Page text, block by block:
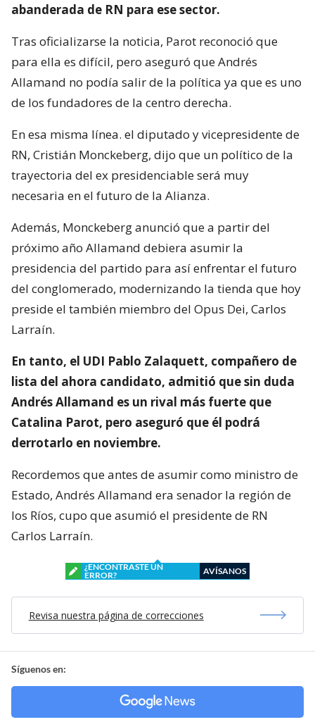
abanderada de RN para ese sector.
Tras oficializarse la noticia, Parot reconoció que
para ella es difícil, pero aseguró que Andrés
Allamand no podía salir de la política ya que es uno
de los fundadores de la centro derecha.
En esa misma línea. el diputado y vicepresidente de
RN, Cristián Monckeberg, dijo que un político de la
trayectoria del ex presidenciable será muy
necesaria en el futuro de la Alianza.
Además, Monckeberg anunció que a partir del
próximo año Allamand debiera asumir la
presidencia del partido para así enfrentar el futuro
del conglomerado, modernizando la tienda que hoy
preside el también miembro del Opus Dei, Carlos
Larraín.
En tanto, el UDI Pablo Zalaquett, compañero de
lista del ahora candidato, admitió que sin duda
Andrés Allamand es un rival más fuerte que
Catalina Parot, pero aseguró que él podrá
derrotarlo en noviembre.
Recordemos que antes de asumir como ministro de
Estado, Andrés Allamand era senador la región de
los Ríos, cupo que asumió el presidente de RN
Carlos Larraín.
¿ENCONTRASTE UN
ERROR?
AVÍSANOS
Revisa nuestra página de correcciones
Síguenos en: